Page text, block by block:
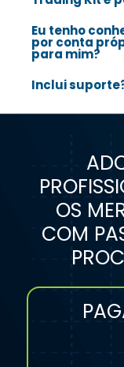
Eu tenho
por conta
para mim?
Inclui
OS
COM